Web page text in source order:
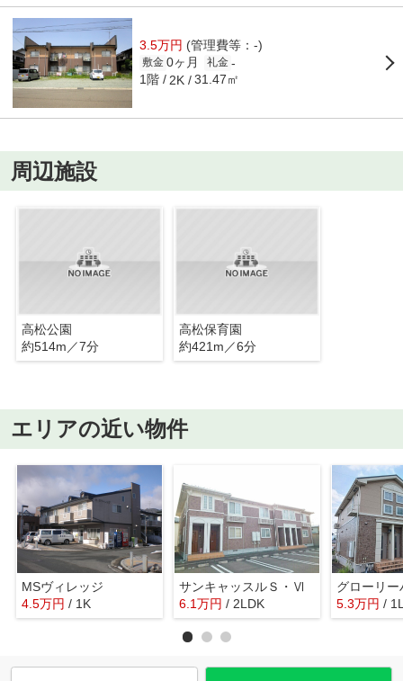
3.5万円 (管理費等：-)
敷金 0ヶ月 礼金 -
1階 2K 31.47㎡
周辺施設
高松公園
約514m／7分
高松保育園
約421m／6分
エリアの近い物件
MSヴィレッジ
4.5万円 / 1K
サンキャッスルＳ・Ⅵ
6.1万円 / 2LDK
グローリー
5.3万円 /